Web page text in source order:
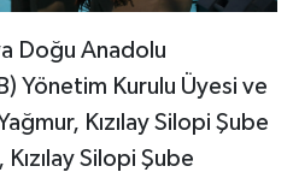
Doğu Anadolu
Yönetim Kurulu Üyesi ve
Kızılay Silopi Şube
Silopi Şube